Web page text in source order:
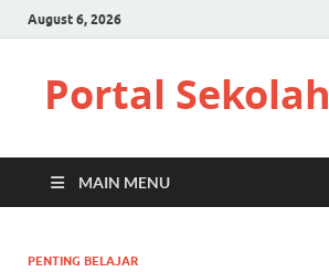
August 6, 2026
Portal Sekolah
MAIN MENU
PENTING BELAJAR